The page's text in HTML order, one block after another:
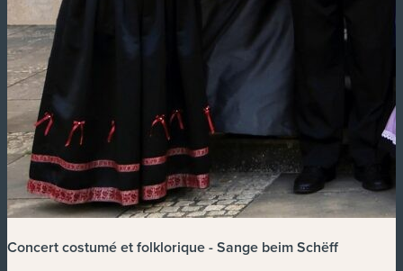
Concert costumé et folklorique - Sange beim Schëff